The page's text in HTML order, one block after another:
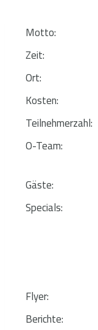
Motto:
Zeit:
Ort:
Kosten:
Teilnehmerzahl:
O-Team:
Gäste:
Specials:
Flyer:
Berichte: